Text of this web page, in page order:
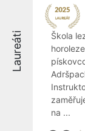
Laureáti
Škola
na ...